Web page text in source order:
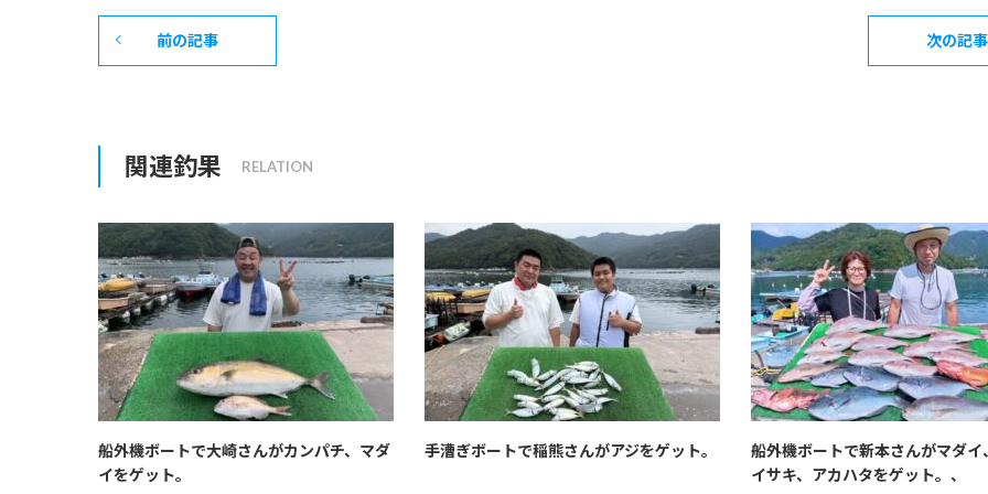
前の記事 次の記事
関連釣果
船外機ボートで大崎さんがカンパチ、マダ
イをゲット。
手漕ぎボートで稲熊さんがアジをゲット。
船外機ボートで新本さんがマダイ
イサキ、アカハタをゲット。、